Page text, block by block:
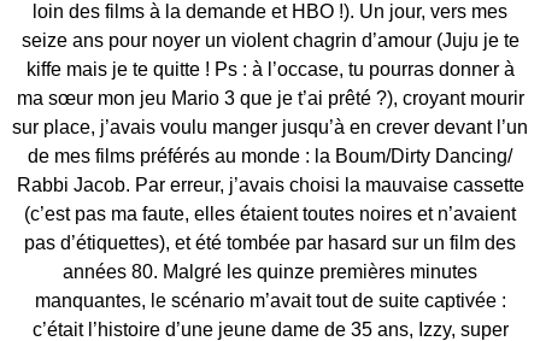
loin des films à la demande et HBO !). Un jour, vers mes
seize ans pour noyer un violent chagrin d’amour (Juju je te
kiffe mais je te quitte ! Ps : à l’occase, tu pourras donner à
ma sœur mon jeu Mario 3 que je t’ai prêté ?), croyant mourir
sur place, j’avais voulu manger jusqu’à en crever devant l’un
de mes films préférés au monde : la Boum/Dirty Dancing/
Rabbi Jacob. Par erreur, j’avais choisi la mauvaise cassette
(c’est pas ma faute, elles étaient toutes noires et n’avaient
pas d’étiquettes), et été tombée par hasard sur un film des
années 80. Malgré les quinze premières minutes
manquantes, le scénario m’avait tout de suite captivée :
c’était l’histoire d’une jeune dame de 35 ans, Izzy, super